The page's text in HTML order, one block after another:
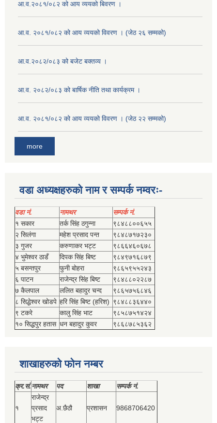
आ.व.२०८१/०८२ को आय व्ययको बिवरण ।
आ.व. २०८१/०८२ को आय व्ययको विवरण । (जेठ २६ सम्मको)
आ.व.२०८२/०८३ को बजेट बक्तव्य ।
आ.व. २०८२/०८३ को बार्षिक नीति तथा कार्यक्रम ।
आ.व. २०८१/०८२ को आय व्ययको विवरण । (जेठ २२ सम्मको)
more
वडा अध्यक्षहरुको नाम र सम्पर्क नम्वरः-
वडा नं. नामथर
सम्पर्क नं.
१ सकार
तर्क सिंह ठगुन्‍ना
९८४८८००६५५
२ सिलंगा
महेश प्रसाद पन्त
९८४८७१७२३०
३ गुजर
करुणाकर भट्ट
९८६६४६०६७८
४ भुमेश्‍वर ठाडँ
दिपक सिंह बिष्‍ट
९८४९७१६८७९
५ बसन्तपुर
फुनी बोहरा
९८६५९५५२४३
६ पाटन
राजेन्द्र सिंह बिष्‍ट
९८४८८०२२८७
७ कैलपाल
ललित बहादुर चन्द
९८६५७५६८४६
८ सिद्धेश्‍वर खोडपे हरि सिंह बिष्‍ट (हरिश) ९८४८८३६४४०
९ टकरे
कालु सिंह भाट
९८५८७५१४२४
१० सिद्धपुर हतास धन बहादुर कुवर ९८६८७८५३६२
शाखाहरुको फोन नम्बर
क्र.सं.नामथर पद शाखा सम्‍पर्क नं.
१
राजेन्द्र
प्रसाद
भट्ट
अ.छैठौ प्रशासन 9868706420